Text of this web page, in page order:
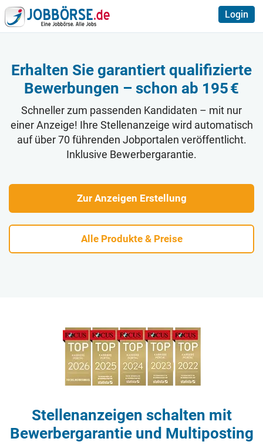
Login
Erhalten Sie garantiert qualifizierte
Bewerbungen – schon ab 195 €
Schneller zum passenden Kandidaten – mit nur
einer Anzeige! Ihre Stellenanzeige wird automatisch
auf über 70 führenden Jobportalen veröffentlicht.
Inklusive Bewerbergarantie.
Zur Anzeigen Erstellung
Alle Produkte & Preise
Stellenanzeigen schalten mit
Bewerbergarantie und Multiposting